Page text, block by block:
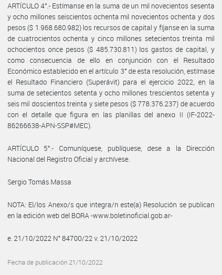
ARTÍCULO 4°.- Estímanse en la suma de un mil novecientos sesenta
y ocho millones seiscientos ochenta mil novecientos ochenta y dos
pesos ($ 1.968.680.982) los recursos de capital y fíjanse en la suma
de cuatrocientos ochenta y cinco millones setecientos treinta mil
ochocientos once pesos ($ 485.730.811) los gastos de capital, y
como consecuencia de ello en conjunción con el Resultado
Económico establecido en el artículo 3° de esta resolución, estímase
el Resultado Financiero (Superávit) para el ejercicio 2022, en la
suma de setecientos setenta y ocho millones trescientos setenta y
seis mil doscientos treinta y siete pesos ($ 778.376.237) de acuerdo
con el detalle que figura en las planillas del anexo II (IF-2022-
86266638-APN-SSP#MEC).
ARTÍCULO 5°.- Comuníquese, publíquese, dese a la Dirección
Nacional del Registro Oficial y archívese.
Sergio Tomás Massa
NOTA: El/los Anexo/s que integra/n este(a) Resolución se publican
en la edición web del BORA -www.boletinoficial.gob.ar-
e. 21/10/2022 N° 84700/22 v. 21/10/2022
Fecha de publicación 21/10/2022